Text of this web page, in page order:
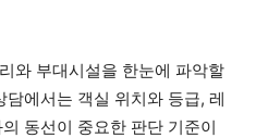
와 부대시설을 한눈에 파악할
에서는 객실 위치와 등급, 레
의 동선이 중요한 판단 기준이